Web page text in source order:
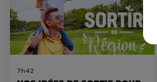
7h42